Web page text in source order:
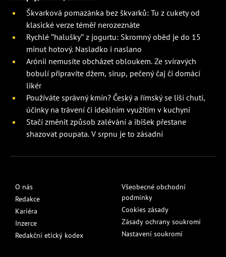
Škvarková pomazánka bez škvarků: Tu z cukety od
klasické verze téměř nerozeznáte
Rychlé "halušky" z jogurtu: Skromný oběd je do 15
minut hotový. Nasladko i naslano
Arónii nemusíte obcházet obloukem. Ze svíravých
bobulí připravíte džem, sirup, pečený čaj či domácí
likér
Používáte správný kmín? Český a římský se liší chutí,
účinky na trávení či ideálním využitím v kuchyni
Stačí změnit způsob zalévání a ibišek přestane
shazovat poupata. V srpnu je to zásadní
O nás
Redakce
Kariéra
Inzerce
Redakční etický kodex
Všeobecné obchodní
podmínky
Cookies zásady
Zásady ochrany soukromí
Nastavení soukromí